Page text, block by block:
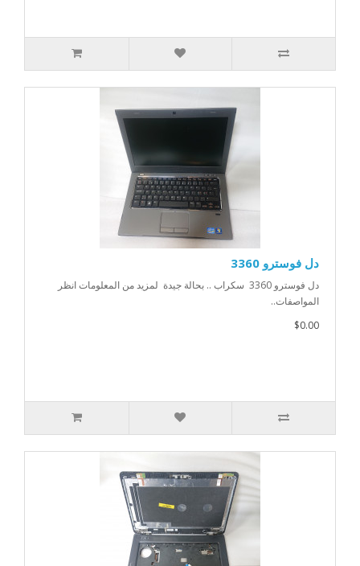
دل فوسترو 3360
دل فوسترو 3360 سكراب .. بحالة جيدة لمزيد من المعلومات انظر
المواصفات..
$0.00